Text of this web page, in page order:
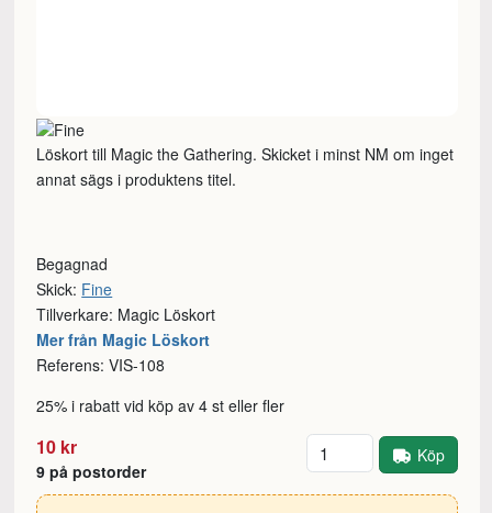
Löskort till Magic the Gathering. Skicket i minst NM om inget
annat sägs i produktens titel.
Begagnad
Skick: Fine
Tillverkare: Magic Löskort
Mer från Magic Löskort
Referens: VIS-108
25% i rabatt vid köp av 4 st eller fler
10 kr
9 på postorder
Antal Köp